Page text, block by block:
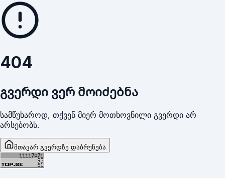
404
გვერდი ვერ მოიძებნა
სამწუხაროდ, თქვენ მიერ მოთხოვნილი გვერდი არ
არსებობს.
მთავარ გვერდზე დაბრუნება